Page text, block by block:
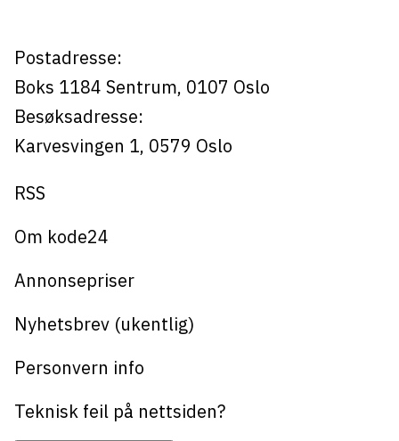
Postadresse:
Boks 1184 Sentrum, 0107 Oslo
Besøksadresse:
Karvesvingen 1, 0579 Oslo
RSS
Om kode24
Annonsepriser
Nyhetsbrev (ukentlig)
Personvern info
Teknisk feil på nettsiden?